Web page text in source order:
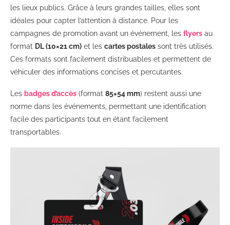
les lieux publics. Grâce à leurs grandes tailles, elles sont
idéales pour capter l’attention à distance. Pour les
campagnes de promotion avant un événement, les flyers au
format DL (10×21 cm) et les cartes postales sont très utilisés.
Ces formats sont facilement distribuables et permettent de
véhiculer des informations concises et percutantes.
Les badges d’accès (format 85×54 mm) restent aussi une
norme dans les événements, permettant une identification
facile des participants tout en étant facilement
transportables.